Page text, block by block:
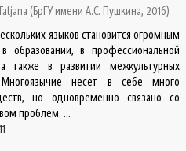
(БрГУ имени А.С. Пушкина, 2016)
языков становится огромным
образовании, в профессиональной
также в развитии межкультурных
Многоязычие несет в себе много
но одновременно связано со
проблем. ...